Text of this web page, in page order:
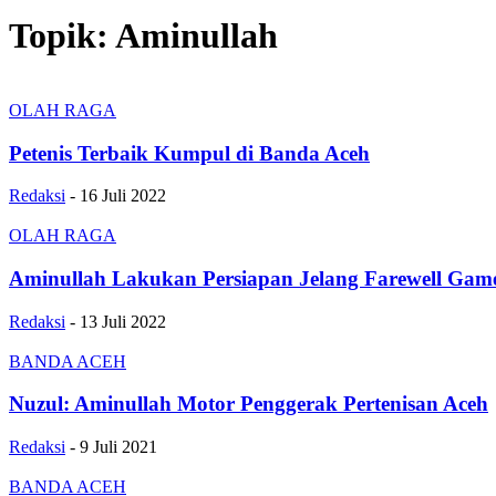
Topik: Aminullah
OLAH RAGA
Petenis Terbaik Kumpul di Banda Aceh
Redaksi - 16 Juli 2022
OLAH RAGA
Aminullah Lakukan Persiapan Jelang Farewell
Redaksi - 13 Juli 2022
BANDA ACEH
Nuzul: Aminullah Motor Penggerak Pertenisan Aceh
Redaksi - 9 Juli 2021
BANDA ACEH